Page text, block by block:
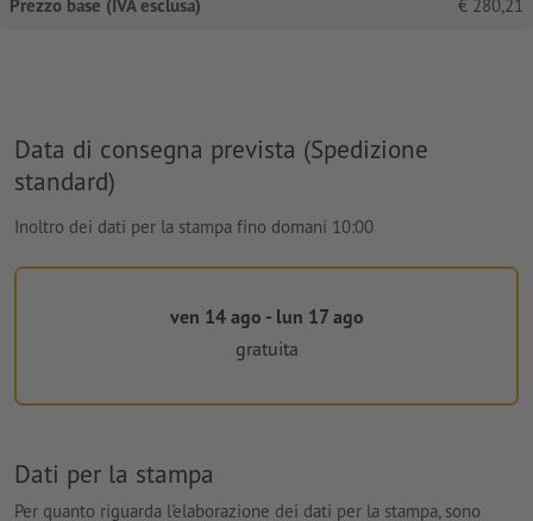
Prezzo base (IVA esclusa) € 280,21
Data di consegna prevista (Spedizione
standard)
Inoltro dei dati per la stampa fino domani 10:00
ven 14 ago - lun 17 ago
gratuita
Dati per la stampa
Per quanto riguarda l'elaborazione dei dati per la stampa, sono